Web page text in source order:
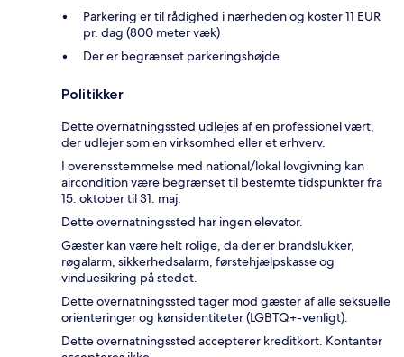
Parkering er til rådighed i nærheden og koster 11 EUR
pr. dag (800 meter væk)
Der er begrænset parkeringshøjde
Politikker
Dette overnatningssted udlejes af en professionel vært,
der udlejer som en virksomhed eller et erhverv.
I overensstemmelse med national/lokal lovgivning kan
aircondition være begrænset til bestemte tidspunkter fra
15. oktober til 31. maj.
Dette overnatningssted har ingen elevator.
Gæster kan være helt rolige, da der er brandslukker,
røgalarm, sikkerhedsalarm, førstehjælpskasse og
vinduesikring på stedet.
Dette overnatningssted tager mod gæster af alle seksuelle
orienteringer og kønsidentiteter (LGBTQ+-venligt).
Dette overnatningssted accepterer kreditkort. Kontanter